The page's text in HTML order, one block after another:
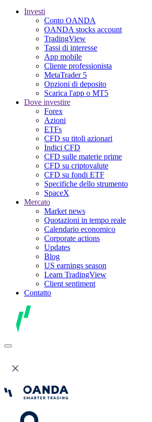
Investi
Conto OANDA
OANDA stocks account
TradingView
Tassi di interesse
App mobile
Cliente professionista
MetaTrader 5
Opzioni di deposito
Scarica l'app o MT5
Dove investire
Forex
Azioni
ETFs
CFD su titoli azionari
Indici CFD
CFD sulle materie prime
CFD su criptovalute
CFD su fondi ETF
Specifiche dello strumento
SpaceX
Mercato
Market news
Quotazioni in tempo reale
Calendario economico
Corporate actions
Updates
Blog
US earnings season
Learn TradingView
Client sentiment
Contatto